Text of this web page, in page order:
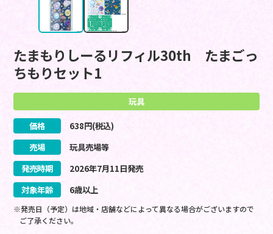
たまもりしーるリフィル30th たまごっ
ちもりセット1
玩具
価格 638円(税込)
売場
玩具売場等
発売時期
2026年7月11日発売
対象年齢
6歳以上
※発売日（予定）は地域・店舗などによって異なる場合がございますので
ご了承ください。